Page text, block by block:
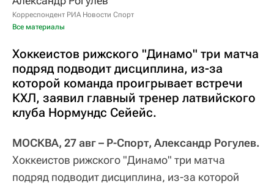
Корреспондент РИА Новости Спорт
Все материалы
Хоккеистов рижского "Динамо" три матча
подряд подводит дисциплина, из-за
которой команда проигрывает встречи
КХЛ, заявил главный тренер латвийского
клуба Нормундс Сейейс.
МОСКВА, 27 авг – Р-Спорт, Александр Рогулев.
Хоккеистов рижского "Динамо" три матча
подряд подводит дисциплина, из-за которой